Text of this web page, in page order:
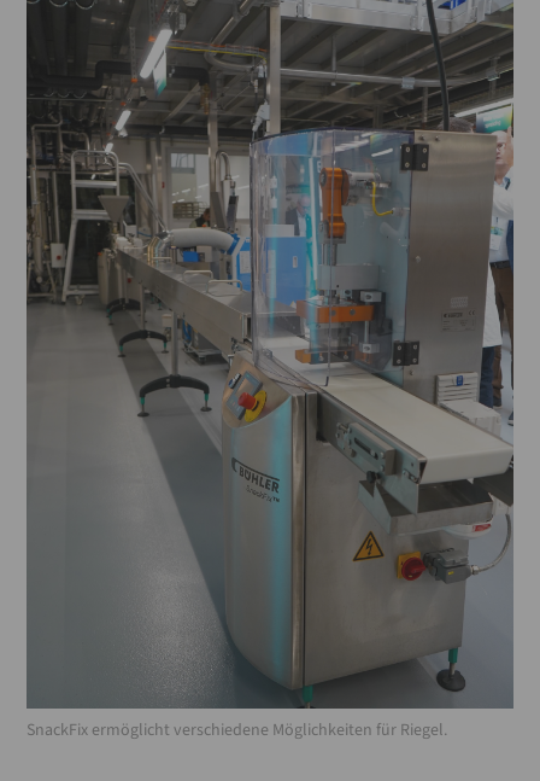
SnackFix ermöglicht verschiedene Möglichkeiten für Riegel.